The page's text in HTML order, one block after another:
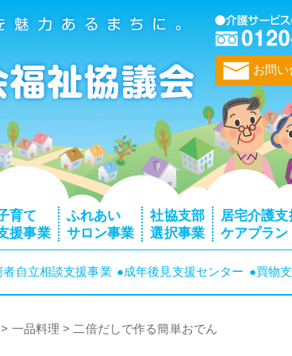
トップページ
お問
育て
援事業
ふれあい
サロン事業
社協支部
選択事業
居宅介護支
ケアプラン
者自立相談支援事業 ●成年後見支援センター ●買物
> 一品料理 > 二倍だしで作る簡単おでん